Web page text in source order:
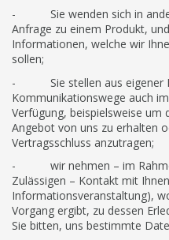
- Sie wenden sich in
Anfrage zu einem Produkt,
Informationen, welche wir
sollen;
- Sie stellen aus eigener
Kommunikationswege auch
Verfügung, beispielsweise um
Angebot von uns zu erhalten
Vertragsschluss anzutragen;
- wir nehmen – im
Zulässigen – Kontakt mit
Informationsveranstaltung),
Vorgang ergibt, zu dessen
Sie bitten, uns bestimmte